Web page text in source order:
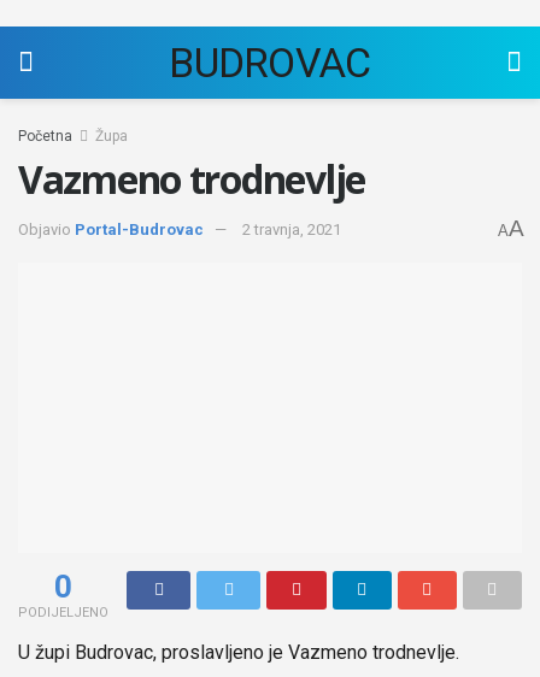
BUDROVAC
Početna Župa
Vazmeno trodnevlje
Objavio Portal-Budrovac 2 travnja, 2021 AA
0
PODIJELJENO
U župi Budrovac, proslavljeno je Vazmeno trodnevlje.